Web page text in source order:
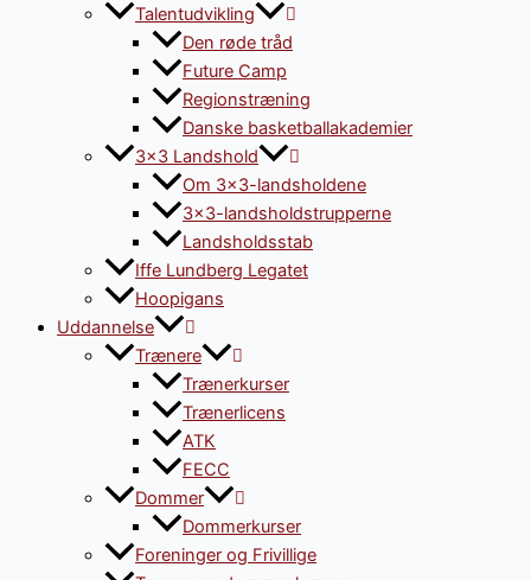
Talentudvikling
Den røde tråd
Future Camp
Regionstræning
Danske basketballakademier
3×3 Landshold
Om 3×3-landsholdene
3×3-landsholdstrupperne
Landsholdsstab
Iffe Lundberg Legatet
Hoopigans
Uddannelse
Trænere
Trænerkurser
Trænerlicens
ATK
FECC
Dommer
Dommerkurser
Foreninger og Frivillige